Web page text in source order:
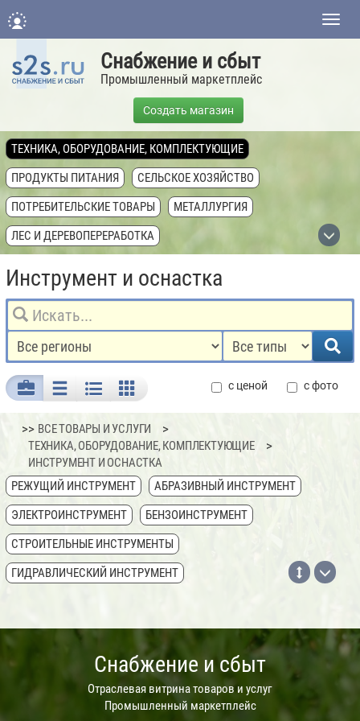
Снабжение и сбыт
Промышленный маркетплейс
Создать магазин
ТЕХНИКА, ОБОРУДОВАНИЕ, КОМПЛЕКТУЮЩИЕ
ПРОДУКТЫ ПИТАНИЯ
СЕЛЬСКОЕ ХОЗЯЙСТВО
ПОТРЕБИТЕЛЬСКИЕ ТОВАРЫ
МЕТАЛЛУРГИЯ
ЛЕС И ДЕРЕВОПЕРЕРАБОТКА
ХИМИЧЕСКАЯ ПРОМЫШЛЕННОСТЬ
ТОПЛИВНАЯ ПРОМЫШЛЕННОСТЬ
УСЛУГИ
Инструмент и оснастка
с ценой с фото
>>ВСЕ ТОВАРЫ И УСЛУГИ
ТЕХНИКА, ОБОРУДОВАНИЕ, КОМПЛЕКТУЮЩИЕ
ИНСТРУМЕНТ И ОСНАСТКА
РЕЖУЩИЙ ИНСТРУМЕНТ
АБРАЗИВНЫЙ ИНСТРУМЕНТ
ЭЛЕКТРОИНСТРУМЕНТ
БЕНЗОИНСТРУМЕНТ
СТРОИТЕЛЬНЫЕ ИНСТРУМЕНТЫ
ГИДРАВЛИЧЕСКИЙ ИНСТРУМЕНТ
ЗАПЧАСТИ И ОСНАСТКА ДЛЯ СТАНКОВ
ПНЕВМАТИЧЕСКИЙ ИНСТРУМЕНТ
ИНСТРУМЕНТ ДЛЯ МЕТАЛЛООБРАБОТКИ
Снабжение и сбыт
Отраслевая витрина товаров и услуг
Промышленный маркетплейс